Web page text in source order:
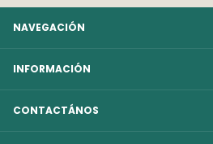
NAVEGACIÓN
INFORMACIÓN
CONTACTÁNOS